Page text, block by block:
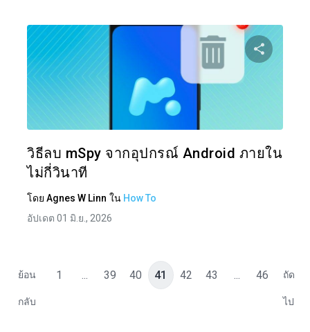
วิธีลบ mSpy จากอุปกรณ์ Android ภายใน
ไม่กี่วินาที
โดย Agnes W Linn ใน How To
อัปเดต 01 มิ.ย., 2026
ย้อน
กลับ
1 ... 39 40 41 42 43 ... 46 ถัด
ไป